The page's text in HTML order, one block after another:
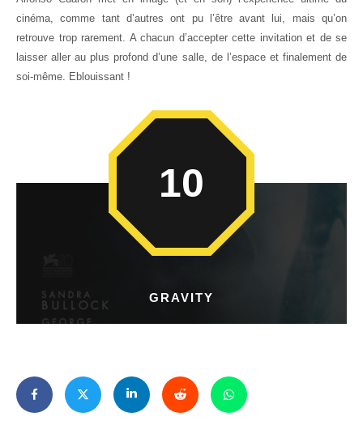
cinéma, comme tant d’autres ont pu l’être avant lui, mais qu’on
retrouve trop rarement. A chacun d’accepter cette invitation et de se
laisser aller au plus profond d’une salle, de l’espace et finalement de
soi-même. Eblouissant !
GRAVITY
10